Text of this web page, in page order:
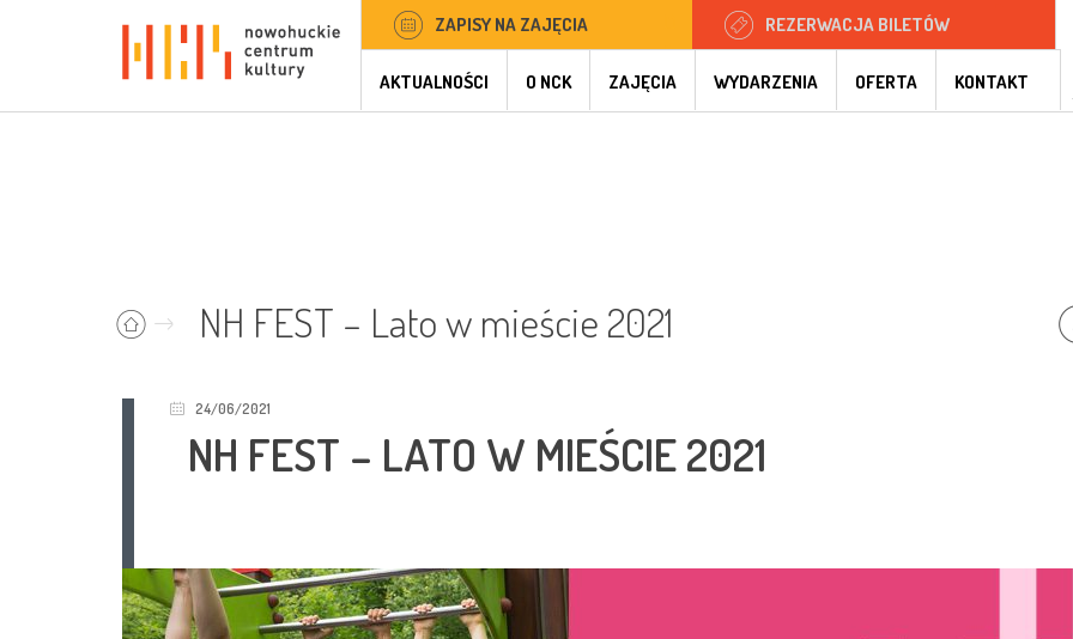
ZAPISY NA ZAJĘCIA REZERWACJA BILETÓW
AKTUALNOŚCI O NCK ZAJĘCIA WYDARZENIA OFERTA KONTAKT
NH FEST – Lato w mieście 2021
24/06/2021
NH FEST – LATO W MIEŚCIE 2021